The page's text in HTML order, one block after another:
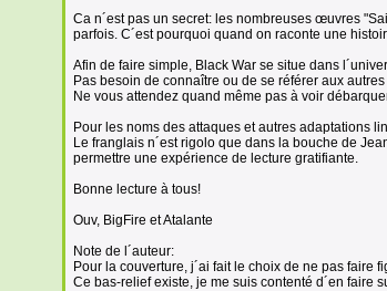
Ca n´est pas un secret: les nombreuses œuvres
parfois. C´est pourquoi quand on raconte une
Afin de faire simple, Black War se situe dans
Pas besoin de connaître ou de se référer aux
Ne vous attendez quand même pas à voir
Pour les noms des attaques et autres adaptations
Le franglais n´est rigolo que dans la bouche de
permettre une expérience de lecture gratifiante.
Bonne lecture à tous!
Ouv, BigFire et Atalante
Note de l´auteur:
Pour la couverture, j´ai fait le choix de ne pas
Ce bas-relief existe, je me suis contenté d´en faire